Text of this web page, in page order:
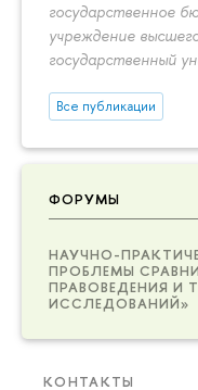
государственное
учреждение
государственный
Все публикации
ФОРУМЫ
НАУЧНО-
ПРОБЛЕМЫ
ПРАВОВЕДЕНИЯ И
ИССЛЕДОВАНИЙ»
КОНТАКТЫ